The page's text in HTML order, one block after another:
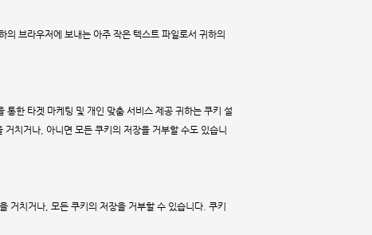
브라우저에 보내는 아주 작은 텍스트 파일로서 귀하의
한 타겟 마케팅 및 개인 맞춤 서비스 제공 귀하는 쿠키 설
치거나, 아니면 모든 쿠키의 저장을 거부할 수도 있습니
거치거나, 모든 쿠키의 저장을 거부할 수 있습니다. 쿠키